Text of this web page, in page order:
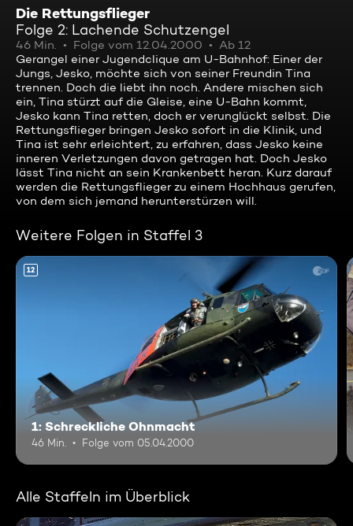
Die Rettungsflieger
Folge 2: Lachende Schutzengel
46 Min. Folge vom 12.04.2000
Ab 12
Gerangel einer Jugendclique am U-Bahnhof: Einer der
Jungs, Jesko, möchte sich von seiner Freundin Tina
trennen. Doch die liebt ihn noch. Andere mischen sich
ein, Tina stürzt auf die Gleise, eine U-Bahn kommt,
Jesko kann Tina retten, doch er verunglückt selbst. Die
Rettungsflieger bringen Jesko sofort in die Klinik, und
Tina ist sehr erleichtert, zu erfahren, dass Jesko keine
inneren Verletzungen davon getragen hat. Doch Jesko
lässt Tina nicht an sein Krankenbett heran. Kurz darauf
werden die Rettungsflieger zu einem Hochhaus gerufen,
von dem sich jemand herunterstürzen will.
Weitere Folgen in Staffel 3
12
1: Schreckliche Ohnmacht
46 Min. Folge vom 05.04.2000
Alle Staffeln im Überblick